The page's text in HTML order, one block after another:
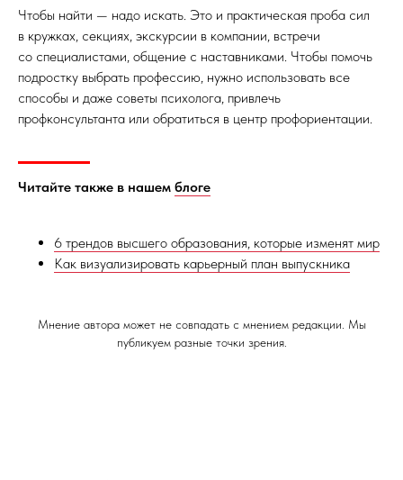
Чтобы найти — надо искать. Это и практическая проба сил
в кружках, секциях, экскурсии в компании, встречи
со специалистами, общение с наставниками. Чтобы помочь
подростку выбрать профессию, нужно использовать все
способы и даже советы психолога, привлечь
профконсультанта или обратиться в центр профориентации.
Читайте также в нашем блоге
6 трендов высшего образования, которые изменят мир
Как визуализировать карьерный план выпускника
Мнение автора может не совпадать с мнением редакции. Мы
публикуем разные точки зрения.